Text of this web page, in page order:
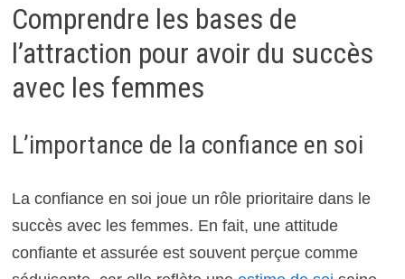
Comprendre les bases de
l’attraction pour avoir du succès
avec les femmes
L’importance de la confiance en soi
La confiance en soi joue un rôle prioritaire dans le
succès avec les femmes. En fait, une attitude
confiante et assurée est souvent perçue comme